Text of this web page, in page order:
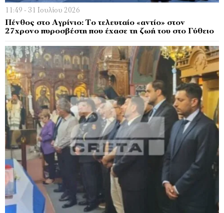
11:49 - 31 Ιουλίου 2026
Πένθος στο Αγρίνιο: Το τελευταίο «αντίο» στον
27χρονο πυροσβέστη που έχασε τη ζωή του στο Γύθειο